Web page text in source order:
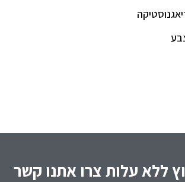
ללא עלות צרו אתנו קשר